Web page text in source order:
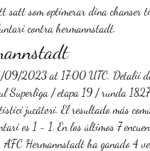
satt som optimerar dina chanser
contra hermannstadt.
Superliga / etapa 19 / runda
jucători. El resultado más
es 1 - 1. En los últimos 7
Hermannstadt ha ganado 4